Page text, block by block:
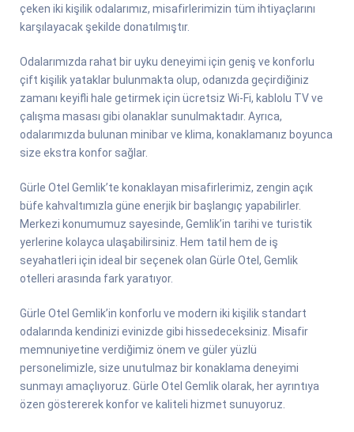
çeken iki kişilik odalarımız, misafirlerimizin tüm ihtiyaçlarını
karşılayacak şekilde donatılmıştır.
Odalarımızda rahat bir uyku deneyimi için geniş ve konforlu
çift kişilik yataklar bulunmakta olup, odanızda geçirdiğiniz
zamanı keyifli hale getirmek için ücretsiz Wi-Fi, kablolu TV ve
çalışma masası gibi olanaklar sunulmaktadır. Ayrıca,
odalarımızda bulunan minibar ve klima, konaklamanız boyunca
size ekstra konfor sağlar.
Gürle Otel Gemlik’te konaklayan misafirlerimiz, zengin açık
büfe kahvaltımızla güne enerjik bir başlangıç yapabilirler.
Merkezi konumumuz sayesinde, Gemlik’in tarihi ve turistik
yerlerine kolayca ulaşabilirsiniz. Hem tatil hem de iş
seyahatleri için ideal bir seçenek olan Gürle Otel, Gemlik
otelleri arasında fark yaratıyor.
Gürle Otel Gemlik’in konforlu ve modern iki kişilik standart
odalarında kendinizi evinizde gibi hissedeceksiniz. Misafir
memnuniyetine verdiğimiz önem ve güler yüzlü
personelimizle, size unutulmaz bir konaklama deneyimi
sunmayı amaçlıyoruz. Gürle Otel Gemlik olarak, her ayrıntıya
özen göstererek konfor ve kaliteli hizmet sunuyoruz.